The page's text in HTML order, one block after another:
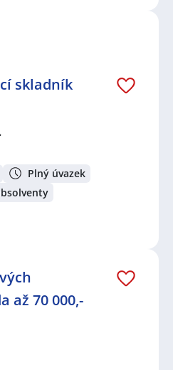
skladník
Plný úvazek
až 70 000,-